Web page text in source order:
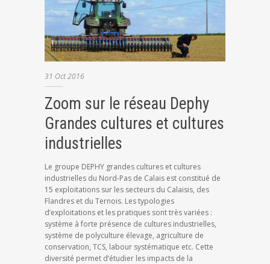
31 Oct2016
Zoom sur le réseau Dephy
Grandes cultures et cultures
industrielles
Le groupe DEPHY grandes cultures et cultures
industrielles du Nord-Pas de Calais est constitué de
15 exploitations sur les secteurs du Calaisis, des
Flandres et du Ternois. Les typologies
d’exploitations et les pratiques sont très variées :
système à forte présence de cultures industrielles,
système de polyculture élevage, agriculture de
conservation, TCS, labour systématique etc. Cette
diversité permet d’étudier les impacts de la